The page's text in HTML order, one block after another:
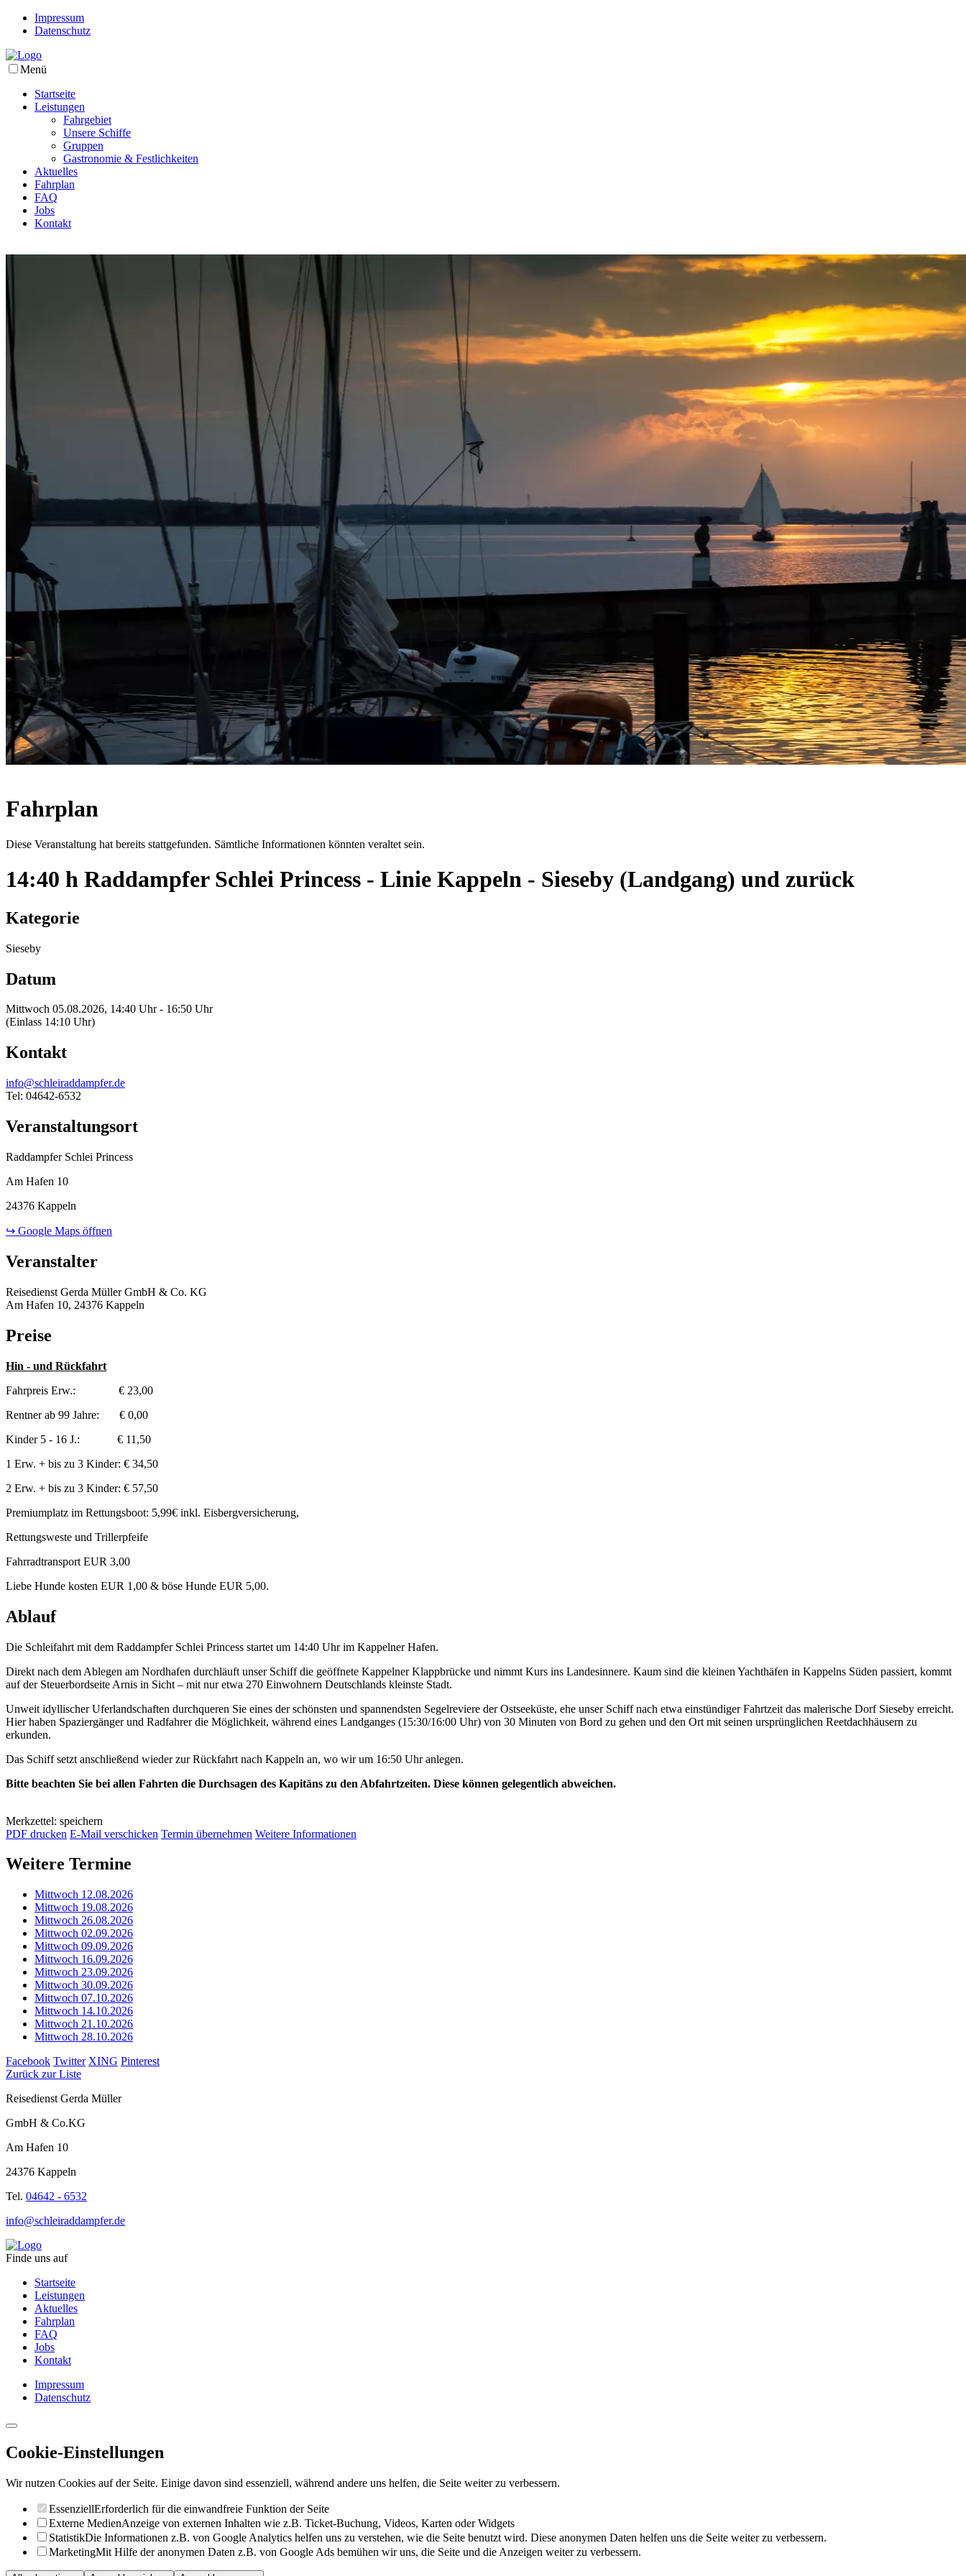
Impressum
Datenschutz
Menü
Startseite
Leistungen
Fahrgebiet
Unsere Schiffe
Gruppen
Gastronomie & Festlichkeiten
Aktuelles
Fahrplan
FAQ
Jobs
Kontakt
Fahrplan
Diese Veranstaltung hat bereits stattgefunden. Sämtliche Informationen könnten veraltet sein.
14:40 h Raddampfer Schlei Princess - Linie Kappeln - Sieseby (Landgang) und zurück
Kategorie
Sieseby
Datum
Mittwoch 05.08.2026, 14:40 Uhr - 16:50 Uhr
(Einlass 14:10 Uhr)
Kontakt
info@schleiraddampfer.de
Tel: 04642-6532
Veranstaltungsort
Raddampfer Schlei Princess
Am Hafen 10
24376 Kappeln
↪ Google Maps öffnen
Veranstalter
Reisedienst Gerda Müller GmbH & Co. KG
Am Hafen 10, 24376 Kappeln
Preise
Hin - und Rückfahrt
Fahrpreis Erw.: € 23,00
Rentner ab 99 Jahre: € 0,00
Kinder 5 - 16 J.: € 11,50
1 Erw. + bis zu 3 Kinder: € 34,50
2 Erw. + bis zu 3 Kinder: € 57,50
Premiumplatz im Rettungsboot: 5,99€ inkl. Eisbergversicherung,
Rettungsweste und Trillerpfeife
Fahrradtransport EUR 3,00
Liebe Hunde kosten EUR 1,00 & böse Hunde EUR 5,00.
Ablauf
Die Schleifahrt mit dem Raddampfer Schlei Princess startet um 14:40 Uhr im Kappelner Hafen.
Direkt nach dem Ablegen am Nordhafen durchläuft unser Schiff die geöffnete Kappelner Klappbrücke und nimmt Kurs ins Landesinnere. Kaum sind die kleinen Yachthäfen in Kappelns Süden passiert, kommt
auf der Steuerbordseite Arnis in Sicht – mit nur etwa 270 Einwohnern Deutschlands kleinste Stadt.
Unweit idyllischer Uferlandschaften durchqueren Sie eines der schönsten und spannendsten Segelreviere der Ostseeküste, ehe unser Schiff nach etwa einstündiger Fahrtzeit das malerische Dorf Sieseby erreicht.
Hier haben Spaziergänger und Radfahrer die Möglichkeit, während eines Landganges (15:30/16:00 Uhr) von 30 Minuten von Bord zu gehen und den Ort mit seinen ursprünglichen Reetdachhäusern zu
erkunden.
Das Schiff setzt anschließend wieder zur Rückfahrt nach Kappeln an, wo wir um 16:50 Uhr anlegen.
Bitte beachten Sie bei allen Fahrten die Durchsagen des Kapitäns zu den Abfahrtzeiten. Diese können gelegentlich abweichen.
Merkzettel: speichern
PDF drucken E-Mail verschicken Termin übernehmen Weitere Informationen
Weitere Termine
Mittwoch 12.08.2026
Mittwoch 19.08.2026
Mittwoch 26.08.2026
Mittwoch 02.09.2026
Mittwoch 09.09.2026
Mittwoch 16.09.2026
Mittwoch 23.09.2026
Mittwoch 30.09.2026
Mittwoch 07.10.2026
Mittwoch 14.10.2026
Mittwoch 21.10.2026
Mittwoch 28.10.2026
Facebook Twitter XING Pinterest
Zurück zur Liste
Reisedienst Gerda Müller
GmbH & Co.KG
Am Hafen 10
24376 Kappeln
Tel. 04642 - 6532
info@schleiraddampfer.de
Finde uns auf
Startseite
Leistungen
Aktuelles
Fahrplan
FAQ
Jobs
Kontakt
Impressum
Datenschutz
Cookie-Einstellungen
Wir nutzen Cookies auf der Seite. Einige davon sind essenziell, während andere uns helfen, die Seite weiter zu verbessern.
EssenziellErforderlich für die einwandfreie Funktion der Seite
Externe MedienAnzeige von externen Inhalten wie z.B. Ticket-Buchung, Videos, Karten oder Widgets
StatistikDie Informationen z.B. von Google Analytics helfen uns zu verstehen, wie die Seite benutzt wird. Diese anonymen Daten helfen uns die Seite weiter zu verbessern.
MarketingMit Hilfe der anonymen Daten z.B. von Google Ads bemühen wir uns, die Seite und die Anzeigen weiter zu verbessern.